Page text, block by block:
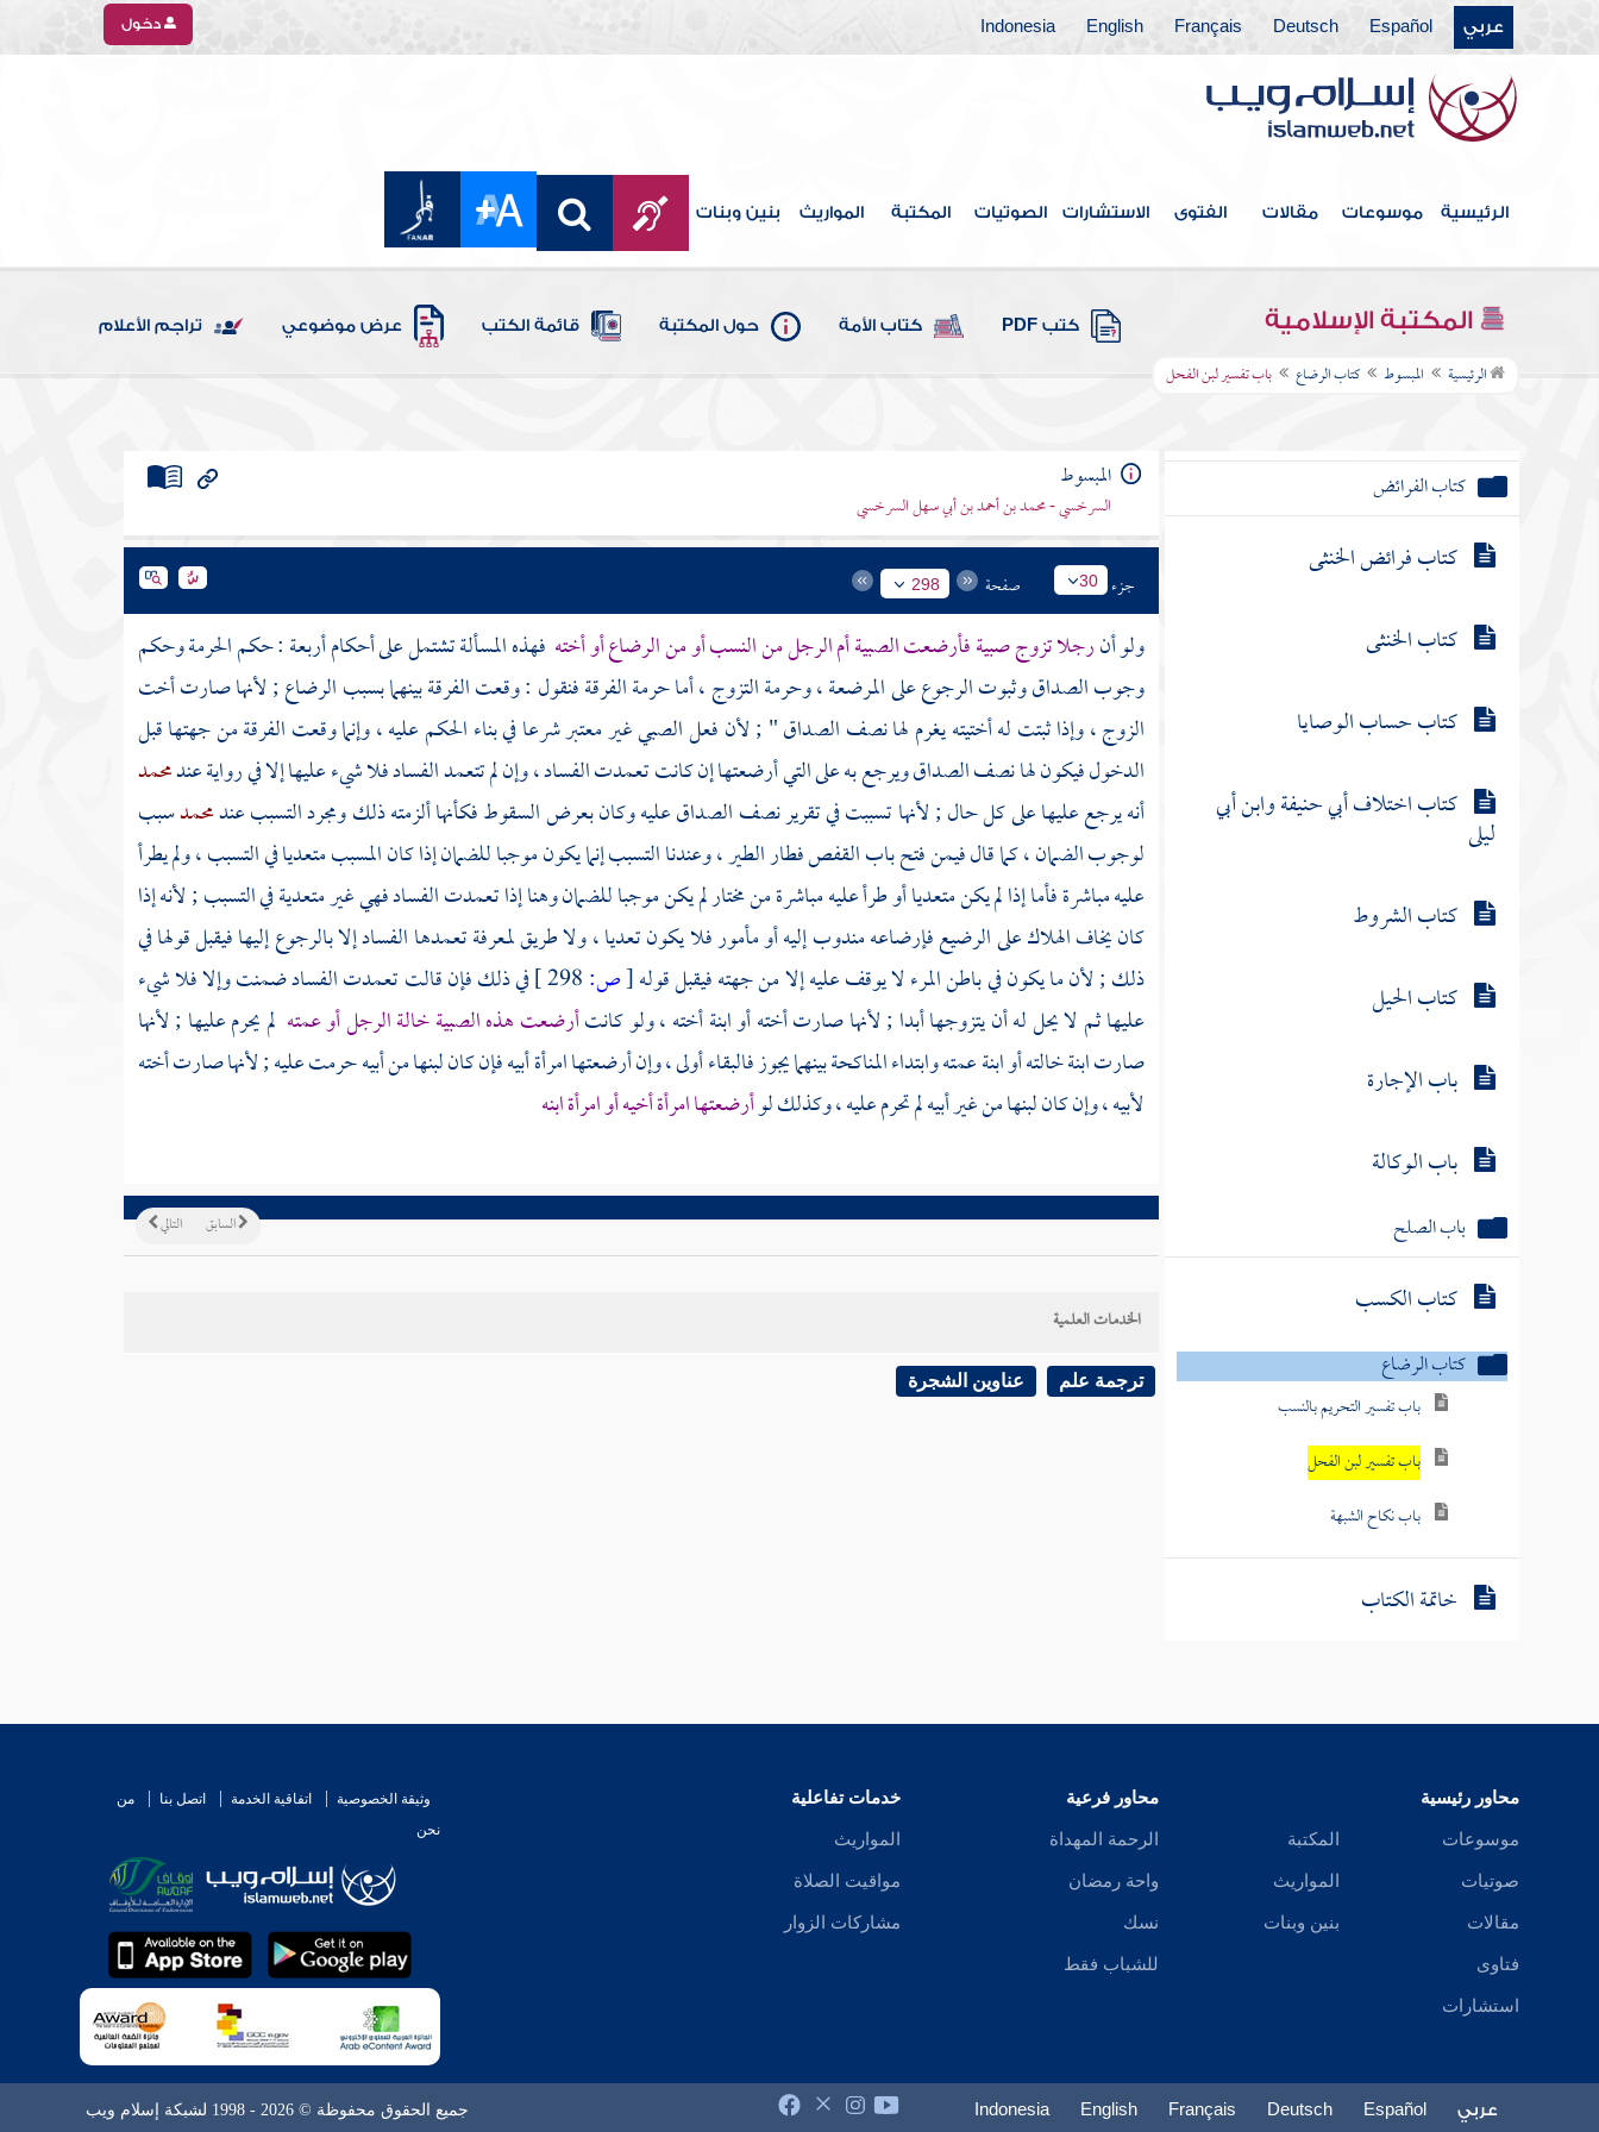
عربي Español
Deutsch
Français
English
Indonesia دخول
الرئيسية موسوعات مقالات الفتوى الاستشارات الصوتيات المكتبة المواريث بنين وبنات
المكتبة الإسلامية كتب PDF كتاب الأمة حول المكتبة قائمة الكتب عرض موضوعي تراجم الأعلام
الرئيسية المبسوط كتاب الرضاع باب تفسير لبن الفحل
كتاب الديات
كتاب الجنايات
كتاب المعاقل
كتاب الوصايا
كتاب العين والدين
كتاب العتق في المرض
كتاب الفرائض
كتاب فرائض الخنثى
كتاب الخنثى
كتاب حساب الوصايا
كتاب اختلاف أبي حنيفة وابن أبي
ليلى
كتاب الشروط
كتاب الحيل
باب الإجارة
باب الوكالة
باب الصلح
كتاب الكسب
كتاب الرضاع
باب تفسير التحريم بالنسب
باب تفسير لبن الفحل
باب نكاح الشبهة
خاتمة الكتاب
المبسوط
السرخسي - محمد بن أحمد بن أبي سهل السرخسي
جزء 30 صفحة 298
ولو أنرجلا تزوج صبية فأرضعت الصبية أم الرجل من النسب أو من الرضاع أو أخته فهذه المسألة تشتمل على أحكام أربعة : حكم الحرمة وحكم
وجوب الصداق وثبوت الرجوع على المرضعة ، وحرمة التزوج ، أما حرمة الفرقة فنقول : وقعت الفرقة بينهما بسبب الرضاع ; لأنها صارت أخت
الزوج ، وإذا ثبتت له أختيته يغرم لها نصف الصداق " ; لأن فعل الصبي غير معتبر شرعا في بناء الحكم عليه ، وإنما وقعت الفرقة من جهتها قبل
الدخول فيكون لها نصف الصداق ويرجع به على التي أرضعتها إن كانت تعمدت الفساد ، وإن لم تتعمد الفساد فلا شيء عليها إلا في رواية عندمحمد
أنه يرجع عليها على كل حال ; لأنها تسببت في تقرير نصف الصداق عليه وكان بعرض السقوط فكأنها ألزمته ذلك ومجرد التسبب عندمحمدسبب
لوجوب الضمان ، كما قال فيمن فتح باب القفص فطار الطير ، وعندنا التسبب إنما يكون موجبا للضمان إذا كان المسبب متعديا في التسبب ، ولم يطرأ
عليه مباشرة فأما إذا لم يكن متعديا أو طرأ عليه مباشرة من مختار لم يكن موجبا للضمان وهنا إذا تعمدت الفساد فهي غير متعدية في التسبب ; لأنه إذا
كان يخاف الهلاك على الرضيع فإرضاعه مندوب إليه أو مأمور فلا يكون تعديا ، ولا طريق لمعرفة تعمدها الفساد إلا بالرجوع إليها فيقبل قولها في
ذلك ; لأن ما يكون في باطن المرء لا يوقف عليه إلا من جهته فيقبل قوله[ص:
في ذلك فإن قالت تعمدت الفساد ضمنت وإلا فلا شيء
عليها ثم لا يحل له أن يتزوجها أبدا ; لأنها صارت أخته أو ابنة أخته ، ولو كانتأرضعت هذه الصبية خالة الرجل أو عمته لم يحرم عليها ; لأنها
صارت ابنة خالته أو ابنة عمته وابتداء المناكحة بينهما يجوز فالبقاء أولى ، وإن أرضعتها امرأة أبيه فإن كان لبنها من أبيه حرمت عليه ; لأنها صارت أخته
لأبيه ، وإن كان لبنها من غير أبيه لم تحرم عليه ، وكذلك لوأرضعتها امرأة أخيه أو امرأة ابنه
التالي السابق
الخدمات العلمية
ترجمة علم عناوين الشجرة
محاور رئيسية
موسوعات
صوتيات
مقالات
فتاوى
استشارات
المكتبة
المواريث
بنين وبنات
محاور فرعية
الرحمة المهداة
واحة رمضان
نسك
للشباب فقط
خدمات تفاعلية
المواريث
مواقيت الصلاة
مشاركات الزوار
وثيقة الخصوصية اتفاقية الخدمة اتصل بنا
من
نحن
عربي Español
Deutsch
Français
English
Indonesia جميع الحقوق محفوظة © 2026 - 1998 لشبكة إسلام ويب